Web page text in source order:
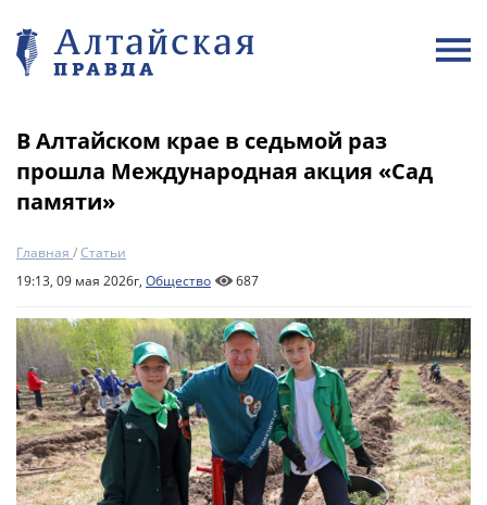
В Алтайском крае в седьмой раз
прошла Международная акция «Сад
памяти»
Главная /Статьи
19:13, 09 мая 2026г, Общество 687